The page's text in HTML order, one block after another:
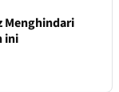
Menghindari
ini